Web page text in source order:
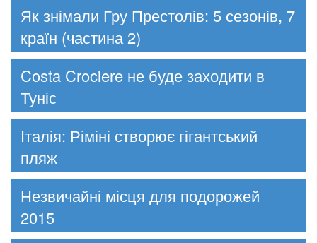
Як знімали Гру Престолів: 5 сезонів, 7
країн (частина 2)
Costa Crociere не буде заходити в
Туніс
Італія: Ріміні створює гігантський
пляж
Незвичайні місця для подорожей
2015